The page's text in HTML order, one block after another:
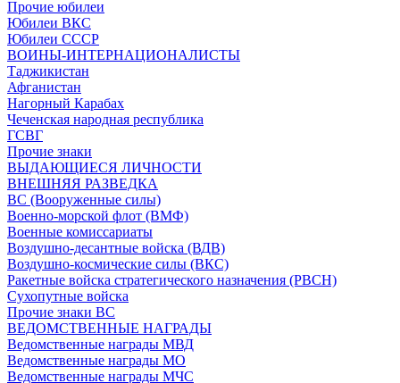
Прочие юбилеи
Юбилеи ВКС
Юбилеи СССР
ВОИНЫ-ИНТЕРНАЦИОНАЛИСТЫ
Таджикистан
Афганистан
Нагорный Карабах
Чеченская народная республика
ГСВГ
Прочие знаки
ВЫДАЮЩИЕСЯ ЛИЧНОСТИ
ВНЕШНЯЯ РАЗВЕДКА
ВС (Вооруженные силы)
Военно-морской флот (ВМФ)
Военные комиссариаты
Воздушно-десантные войска (ВДВ)
Воздушно-космические силы (ВКС)
Ракетные войска стратегического назначения (РВСН)
Сухопутные войска
Прочие знаки ВС
ВЕДОМСТВЕННЫЕ НАГРАДЫ
Ведомственные награды МВД
Ведомственные награды МО
Ведомственные награды МЧС